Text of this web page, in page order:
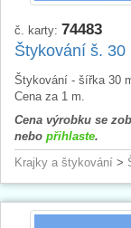
č. karty: 74483
Štykování š. 30
Štykování - šířka 30
Cena za 1 m.
Cena výrobku se
nebo přihlaste.
Krajky a štykování >